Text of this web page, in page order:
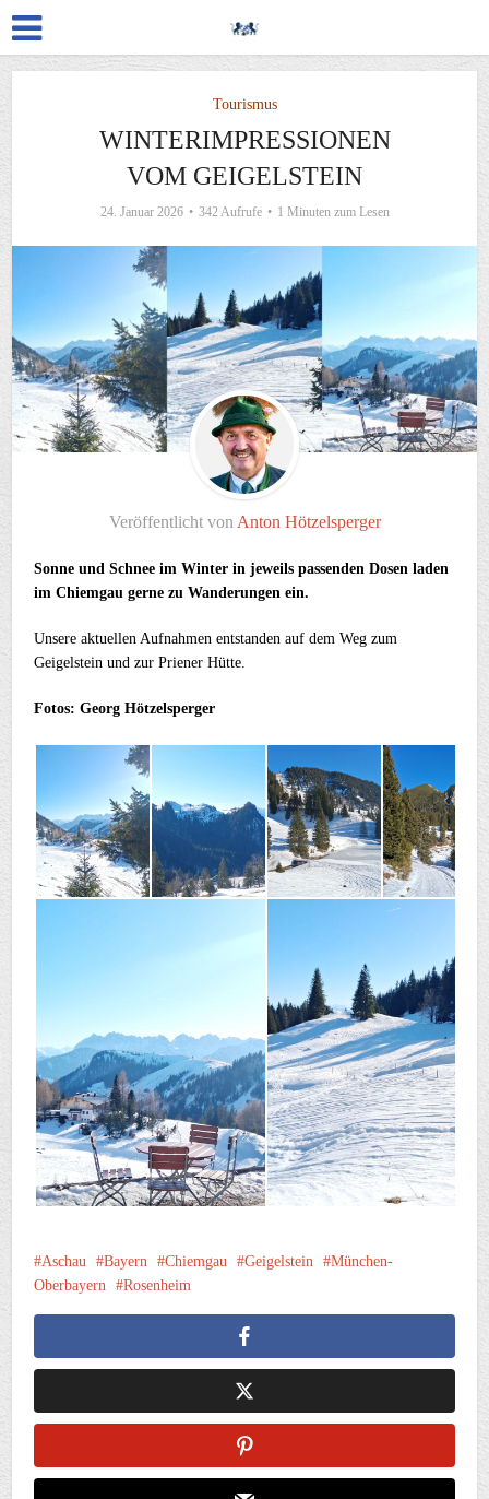
Tourismus
WINTERIMPRESSIONEN
VOM GEIGELSTEIN
24. Januar 2026 342 Aufrufe 1 Minuten zum Lesen
Veröffentlicht von Anton Hötzelsperger
Sonne und Schnee im Winter in jeweils passenden Dosen laden
im Chiemgau gerne zu Wanderungen ein.
Unsere aktuellen Aufnahmen entstanden auf dem Weg zum
Geigelstein und zur Priener Hütte.
Fotos: Georg Hötzelsperger
Aschau Bayern Chiemgau Geigelstein
München-
Oberbayern
Rosenheim